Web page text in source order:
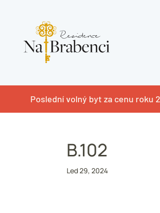
Poslední volný byt za cenu roku
B.102
Led 29, 2024